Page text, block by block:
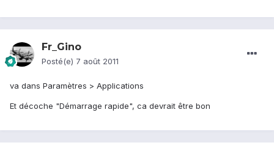
Fr_Gino
Posté(e) 7 août 2011
va dans Paramètres > Applications
Et décoche "Démarrage rapide", ca devrait être bon